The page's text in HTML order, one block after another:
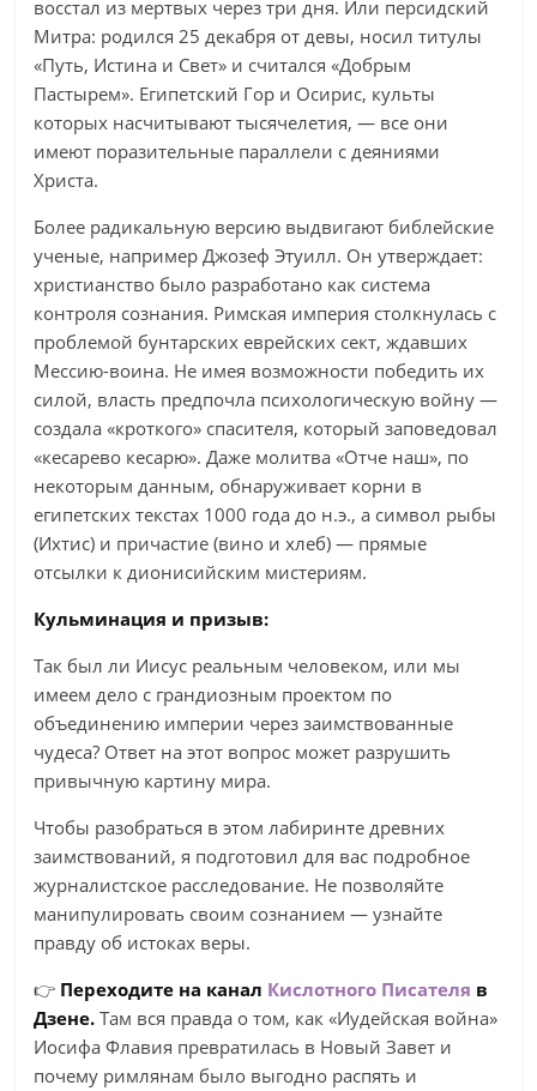
восстал из мертвых через три дня. Или персидский
Митра: родился 25 декабря от девы, носил титулы
«Путь, Истина и Свет» и считался «Добрым
Пастырем». Египетский Гор и Осирис, культы
которых насчитывают тысячелетия, — все они
имеют поразительные параллели с деяниями
Христа.
Более радикальную версию выдвигают библейские
ученые, например Джозеф Этуилл. Он утверждает:
христианство было разработано как система
контроля сознания. Римская империя столкнулась с
проблемой бунтарских еврейских сект, ждавших
Мессию-воина. Не имея возможности победить их
силой, власть предпочла психологическую войну —
создала «кроткого» спасителя, который заповедовал
«кесарево кесарю». Даже молитва «Отче наш», по
некоторым данным, обнаруживает корни в
египетских текстах 1000 года до н.э., а символ рыбы
(Ихтис) и причастие (вино и хлеб) — прямые
отсылки к дионисийским мистериям.
Кульминация и призыв:
Так был ли Иисус реальным человеком, или мы
имеем дело с грандиозным проектом по
объединению империи через заимствованные
чудеса? Ответ на этот вопрос может разрушить
привычную картину мира.
Чтобы разобраться в этом лабиринте древних
заимствований, я подготовил для вас подробное
журналистское расследование. Не позволяйте
манипулировать своим сознанием — узнайте
правду об истоках веры.
👉 Переходите на канал Кислотного Писателя в
Дзене. Там вся правда о том, как «Иудейская война»
Иосифа Флавия превратилась в Новый Завет и
почему римлянам было выгодно распять и